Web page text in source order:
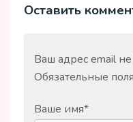
Оставить
Ваш адрес email
Обязательные
Ваше имя*